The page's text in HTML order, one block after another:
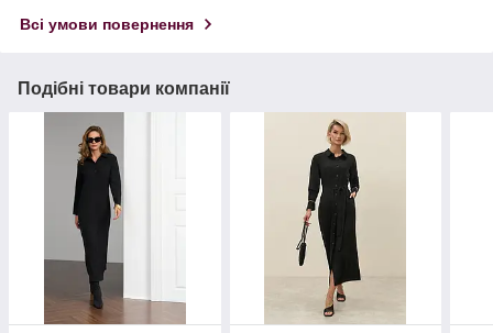
Всі умови повернення
Подібні товари компанії